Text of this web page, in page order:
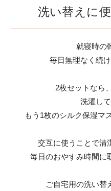
洗い替えに
就寝時の
毎日無理なく続
2枚セットなら
洗濯して
もう1枚のシルク保湿マ
交互に使うことで清
毎日のおやすみ時間に
ご自宅用の洗い替